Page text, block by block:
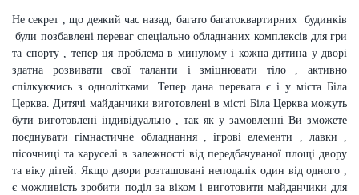
Не секрет , що деякий час назад, багато багатоквартирних будинків
були позбавлені переваг спеціально обладнаних комплексів для гри
та спорту , тепер ця проблема в минулому і кожна дитина у дворі
здатна розвивати свої таланти і зміцнювати тіло , активно
спілкуючись з однолітками. Тепер дана перевага є і у міста Біла
Церква. Дитячі майданчики виготовлені в місті Біла Церква можуть
бути виготовлені індивідуально , так як у замовленні Ви зможете
поєднувати гімнастичне обладнання , ігрові елементи , лавки ,
пісочниці та каруселі в залежності від передбачуваної площі двору
та віку дітей. Якщо двори розташовані неподалік один від одного ,
є можливість зробити поділ за віком і виготовити майданчики для